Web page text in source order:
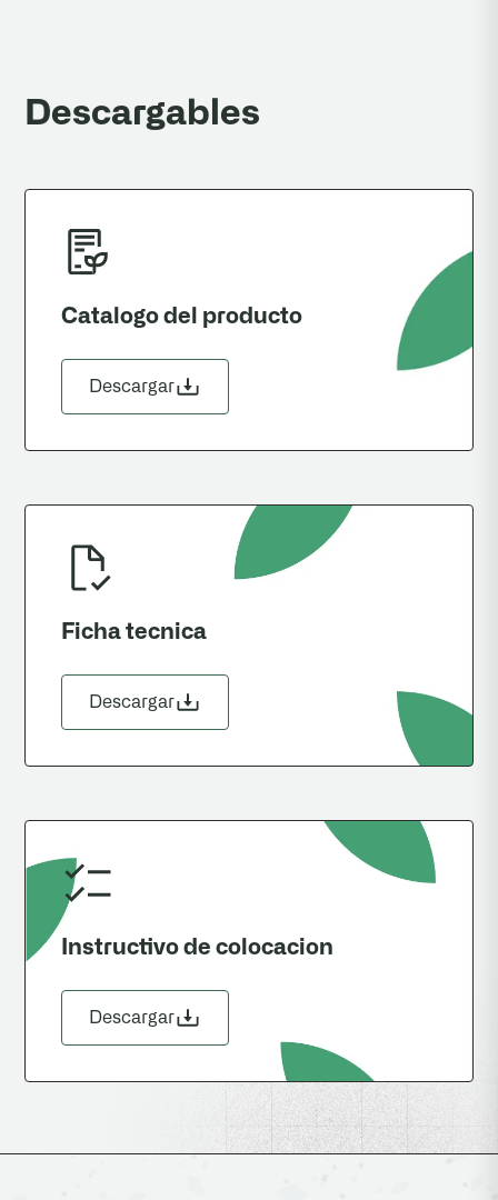
Descargables
Catalogo del producto
Descargar
Ficha tecnica
Descargar
Instructivo de colocacion
Descargar